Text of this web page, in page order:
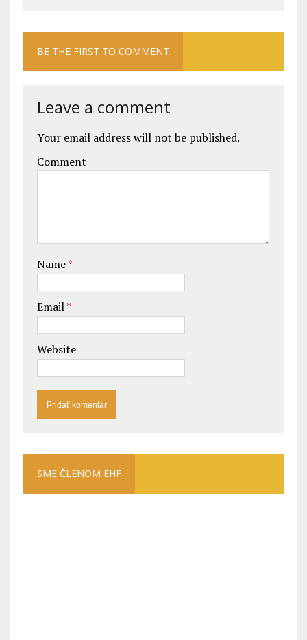
BE THE FIRST TO COMMENT
Leave a comment
Your email address will not be published.
Comment
Name*
Email*
Website
SME ČLENOM EHF